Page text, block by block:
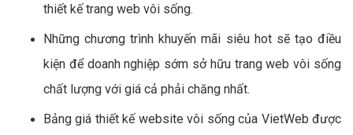
thiết kế trang web vôi sống.
Những chương trình khuyến mãi siêu hot sẽ tạo điều
kiện để doanh nghiệp sớm sở hữu trang web vôi sống
chất lượng với giá cả phải chăng nhất.
Bảng giá thiết kế website vôi sống của VietWeb được